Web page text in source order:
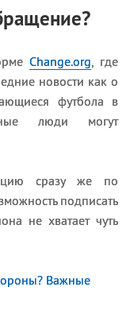
Change.org, где
новости как о
футбола в
люди могут
сразу же по
подписать
не хватает чуть
Важные